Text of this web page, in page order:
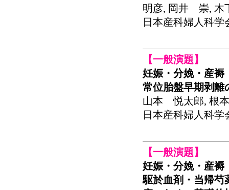
明彦, 岡井 崇,
日本産科婦人科学
【一般演題】
妊娠・分娩・産褥
常位胎盤早期剥離
山本 悦太郎, 根
日本産科婦人科学
【一般演題】
妊娠・分娩・産褥
駆於血剤・当帰